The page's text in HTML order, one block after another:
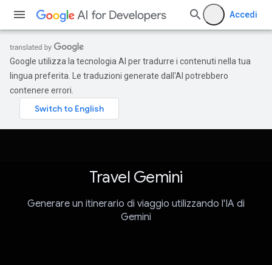
Accedi
Google utilizza la tecnologia AI per tradurre i contenuti nella tua
lingua preferita. Le traduzioni generate dall'AI potrebbero
contenere errori.
Travel Gemini
Generare un itinerario di viaggio utilizzando l'IA di
Gemini